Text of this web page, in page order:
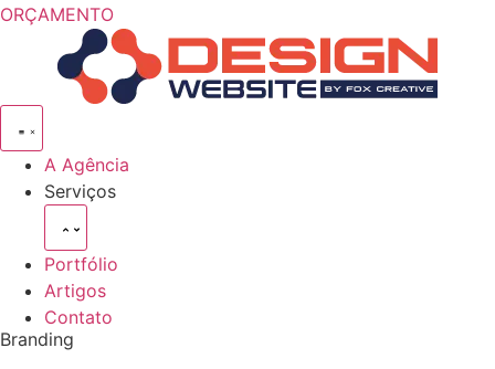
ORÇAMENTO
A Agência
Serviços
Portfólio
Artigos
Contato
Branding